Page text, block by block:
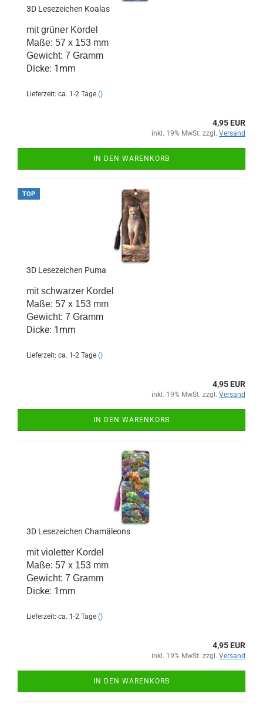
3D Lesezeichen Koalas
mit grüner Kordel
Maße: 57 x 153 mm
Gewicht: 7 Gramm
Dicke: 1mm
Lieferzeit: ca. 1-2 Tage ()
4,95 EUR
inkl. 19% MwSt. zzgl. Versand
IN DEN WARENKORB
TOP
3D Lesezeichen Puma
mit schwarzer Kordel
Maße: 57 x 153 mm
Gewicht: 7 Gramm
Dicke: 1mm
Lieferzeit: ca. 1-2 Tage ()
4,95 EUR
inkl. 19% MwSt. zzgl. Versand
IN DEN WARENKORB
3D Lesezeichen Chamäleons
mit violetter Kordel
Maße: 57 x 153 mm
Gewicht: 7 Gramm
Dicke: 1mm
Lieferzeit: ca. 1-2 Tage ()
4,95 EUR
inkl. 19% MwSt. zzgl. Versand
IN DEN WARENKORB